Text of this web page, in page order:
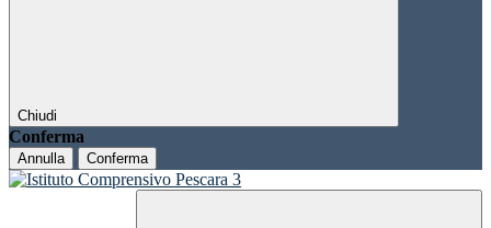
Chiudi
Conferma
Annulla Conferma